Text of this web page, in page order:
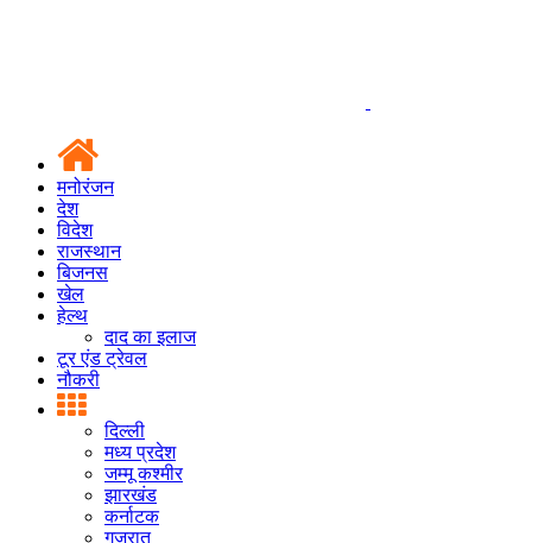
मनोरंजन
देश
विदेश
राजस्थान
बिजनस
खेल
हेल्थ
दाद का इलाज
टूर एंड ट्रेवल
नौकरी
दिल्ली
मध्य प्रदेश
जम्मू कश्मीर
झारखंड
कर्नाटक
गुजरात